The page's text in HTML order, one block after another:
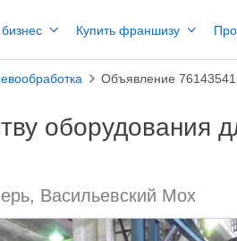
Купить франшизу
Объявление 76143541
оборудования
Васильевский Мох